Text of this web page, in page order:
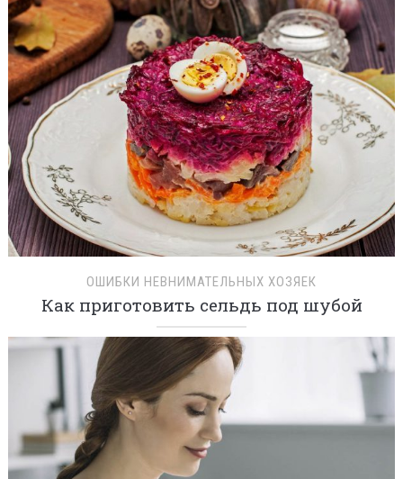
ОШИБКИ НЕВНИМАТЕЛЬНЫХ ХОЗЯЕК
Как приготовить сельдь под шубой